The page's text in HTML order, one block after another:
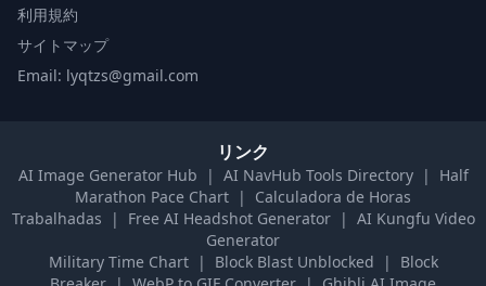
利用規約
サイトマップ
Email: lyqtzs@gmail.com
リンク
AI Image Generator Hub | AI NavHub Tools Directory |
Half
Marathon Pace Chart |
Calculadora de Horas
Trabalhadas
| Free AI Headshot Generator | AI Kungfu Video
Generator
Military Time Chart
| Block Blast Unblocked |
Block